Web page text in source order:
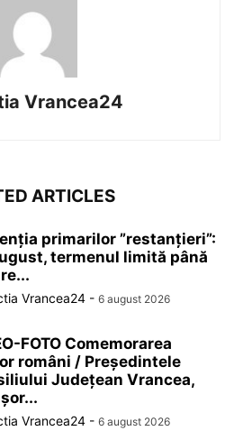
Vrancea24
ARTICLES
primarilor ”restanțieri”:
termenul limită până
Vrancea24 - 6 august 2026
FOTO Comemorarea
români / Președintele
Județean Vrancea,
Vrancea24 - 6 august 2026